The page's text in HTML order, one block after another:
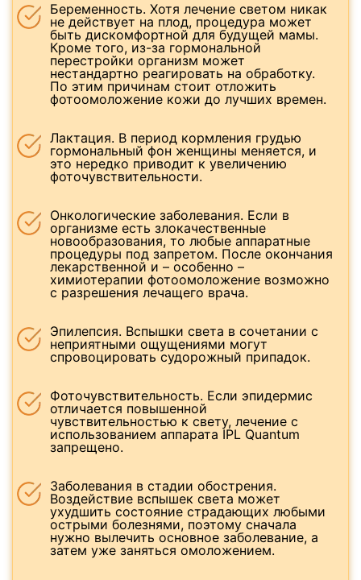
Беременность. Хотя лечение светом никак
не действует на плод, процедура может
быть дискомфортной для будущей мамы.
Кроме того, из-за гормональной
перестройки организм может
нестандартно реагировать на обработку.
По этим причинам стоит отложить
фотоомоложение кожи до лучших времен.
Лактация. В период кормления грудью
гормональный фон женщины меняется, и
это нередко приводит к увеличению
фоточувствительности.
Онкологические заболевания. Если в
организме есть злокачественные
новообразования, то любые аппаратные
процедуры под запретом. После окончания
лекарственной и – особенно –
химиотерапии фотоомоложение возможно
с разрешения лечащего врача.
Эпилепсия. Вспышки света в сочетании с
неприятными ощущениями могут
спровоцировать судорожный припадок.
Фоточувствительность. Если эпидермис
отличается повышенной
чувствительностью к свету, лечение с
использованием аппарата IPL Quantum
запрещено.
Заболевания в стадии обострения.
Воздействие вспышек света может
ухудшить состояние страдающих любыми
острыми болезнями, поэтому сначала
нужно вылечить основное заболевание, а
затем уже заняться омоложением.